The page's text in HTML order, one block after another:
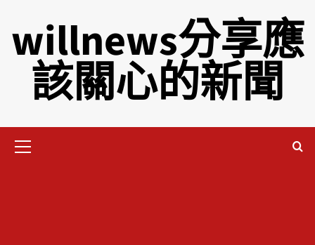
willnews分享應
該關心的新聞